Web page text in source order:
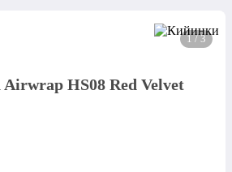
1 / 3
Airwrap HS08 Red Velvet